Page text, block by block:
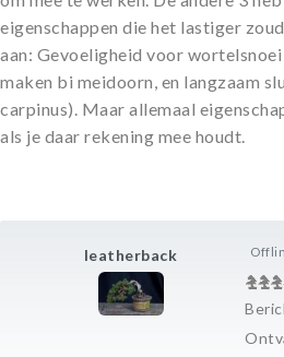
leatherback
eigenschappen die het lastiger
aan: Gevoeligheid voor
maken bi meidoorn, en langzaam
carpinus). Maar allemaal
als je daar rekening mee houdt.